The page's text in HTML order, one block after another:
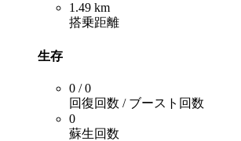
1.49 km
搭乗距離
生存
0 / 0
回復回数 / ブースト回数
0
蘇生回数